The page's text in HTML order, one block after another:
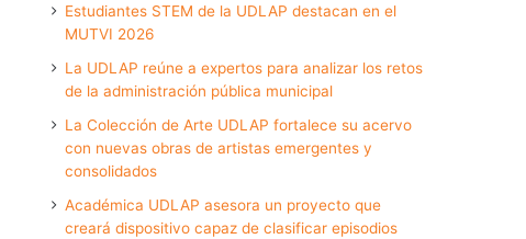
Estudiantes STEM de la UDLAP destacan en el
MUTVI 2026
La UDLAP reúne a expertos para analizar los retos
de la administración pública municipal
La Colección de Arte UDLAP fortalece su acervo
con nuevas obras de artistas emergentes y
consolidados
Académica UDLAP asesora un proyecto que
creará dispositivo capaz de clasificar episodios